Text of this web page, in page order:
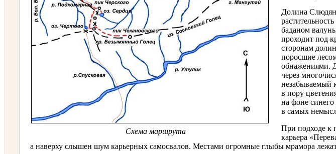
Схема маршрута
Долина
баданом
проходит под
сторонам
поросшие
обнажениями.
через
незабываемый
в пору
на фоне
в самых
При подходе к
карьера
а наверху слышен шум карьерных самосвалов. Местами огромные глыбы мрамора